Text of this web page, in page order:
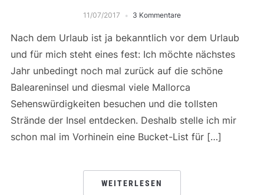
11/07/2017 3 Kommentare
Nach dem Urlaub ist ja bekanntlich vor dem Urlaub
und für mich steht eines fest: Ich möchte nächstes
Jahr unbedingt noch mal zurück auf die schöne
Baleareninsel und diesmal viele Mallorca
Sehenswürdigkeiten besuchen und die tollsten
Strände der Insel entdecken. Deshalb stelle ich mir
schon mal im Vorhinein eine Bucket-List für […]
WEITERLESEN